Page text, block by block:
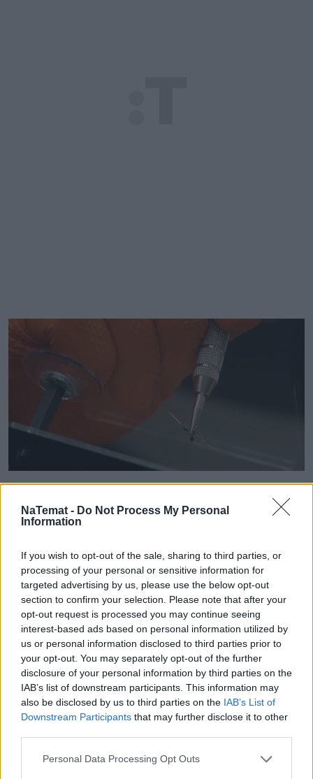
NaTemat - Do Not Process My Personal
Information
If you wish to opt-out of the sale, sharing to third parties, or
processing of your personal or sensitive information for
targeted advertising by us, please use the below opt-out
section to confirm your selection. Please note that after your
opt-out request is processed you may continue seeing
interest-based ads based on personal information utilized by
us or personal information disclosed to third parties prior to
your opt-out. You may separately opt-out of the further
disclosure of your personal information by third parties on the
IAB’s list of downstream participants. This information may
also be disclosed by us to third parties on the IAB’s List of
Downstream Participants that may further disclose it to other
Personal Data Processing Opt Outs
Pojechałem sprawdzić, jak w 30 minut
Wydaje ci się, że to tylko mała kropka na szkle? "E
tam, nie widać, pojeżdżę tak jeszcze sezon" – myśli
wielu z nas. Sam tak kiedyś myślałem, dopóki nie
pogadałem z ekspertem. Prawda jest taka, że ten
mały odprysk na szybie to tykająca bomba. Gdy
wjedziesz w dziurę albo trafi cię nagła zmiana
temperatury, "pajączek" pójdzie dalej i zamiast
taniej naprawy, czeka cię kosztowna wymiana
szyby. Wybrałem się do serwisu Autoglass®, żeby
na własne oczy zobaczyć, jak profesjonaliści radzą
Czytaj całość